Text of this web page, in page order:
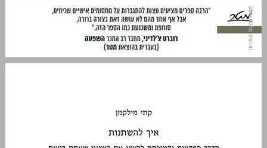
איך להשתנות: הדרך המדעית והמוכחת להשיג את השינוי שאתם רוצים ... 0